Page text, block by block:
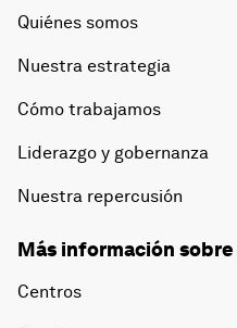
Quiénes somos
Nuestra estrategia
Cómo trabajamos
Liderazgo y gobernanza
Nuestra repercusión
Más información
Centros